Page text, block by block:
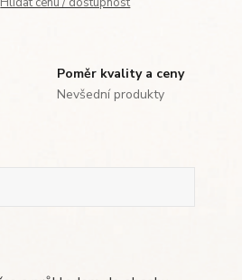
Poměr kvality a ceny
Nevšední produkty